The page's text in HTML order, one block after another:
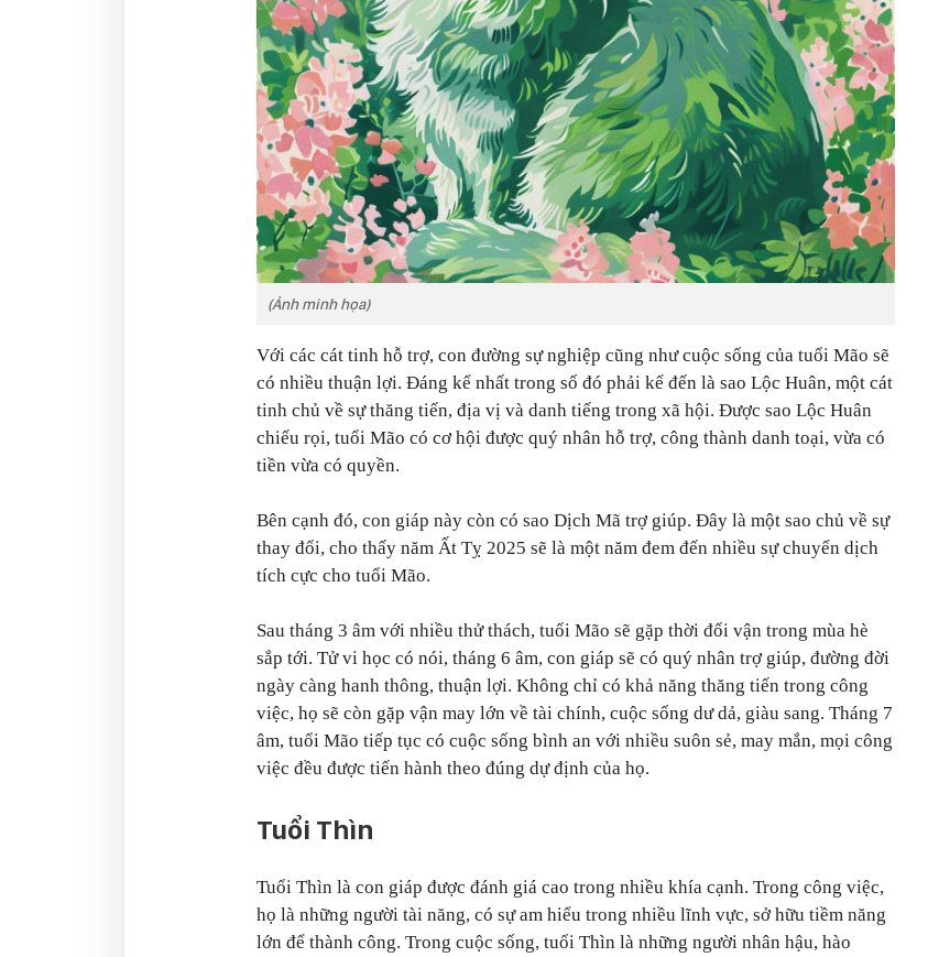
(Ảnh minh họa)
Với các cát tinh hỗ trợ, con đường sự nghiệp cũng như cuộc sống của tuổi Mão sẽ
có nhiều thuận lợi. Đáng kể nhất trong số đó phải kể đến là sao Lộc Huân, một cát
tinh chủ về sự thăng tiến, địa vị và danh tiếng trong xã hội. Được sao Lộc Huân
chiếu rọi, tuổi Mão có cơ hội được quý nhân hỗ trợ, công thành danh toại, vừa có
tiền vừa có quyền.
Bên cạnh đó, con giáp này còn có sao Dịch Mã trợ giúp. Đây là một sao chủ về sự
thay đổi, cho thấy năm Ất Tỵ 2025 sẽ là một năm đem đến nhiều sự chuyển dịch
tích cực cho tuổi Mão.
Sau tháng 3 âm với nhiều thử thách, tuổi Mão sẽ gặp thời đổi vận trong mùa hè
sắp tới. Tử vi học có nói, tháng 6 âm, con giáp sẽ có quý nhân trợ giúp, đường đời
ngày càng hanh thông, thuận lợi. Không chỉ có khả năng thăng tiến trong công
việc, họ sẽ còn gặp vận may lớn về tài chính, cuộc sống dư dả, giàu sang. Tháng 7
âm, tuổi Mão tiếp tục có cuộc sống bình an với nhiều suôn sẻ, may mắn, mọi công
việc đều được tiến hành theo đúng dự định của họ.
Tuổi Thìn
Tuổi Thìn là con giáp được đánh giá cao trong nhiều khía cạnh. Trong công việc,
họ là những người tài năng, có sự am hiểu trong nhiều lĩnh vực, sở hữu tiềm năng
lớn để thành công. Trong cuộc sống, tuổi Thìn là những người nhân hậu, hào